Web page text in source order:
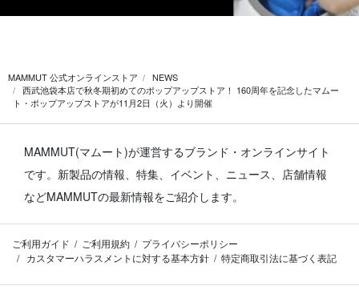
MAMMUT 公式オンラインストア
NEWS
西武池袋本店で秋冬期初めてのポップアップストア！ 160周年を記念したマムー
ト・ポップアップストアが11月2日（火）より開催
MAMMUT(マムート)が運営するブランド・オンラインサイト
です。 新製品の情報、特集、イベント、ニュース、店舗情報
などMAMMUTの最新情報をご紹介します。
ご利用ガイド ご利用規約
プライバシーポリシー
カスタマーハラスメントに対する基本方針
特定商取引法に基づく表記